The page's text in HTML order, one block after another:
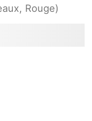
Rouge)